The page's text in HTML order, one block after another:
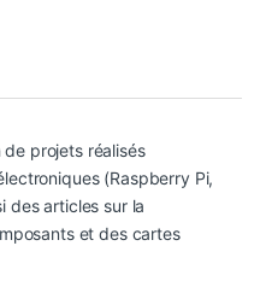
projets réalisés
(Raspberry Pi,
des articles sur la
et des cartes